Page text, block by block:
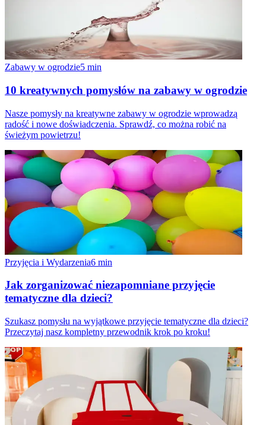
Zabawy w ogrodzie5 min
10 kreatywnych pomysłów na zabawy w ogrodzie
Nasze pomysły na kreatywne zabawy w ogrodzie wprowadzą
radość i nowe doświadczenia. Sprawdź, co można robić na
świeżym powietrzu!
Przyjęcia i Wydarzenia6 min
Jak zorganizować niezapomniane przyjęcie
tematyczne dla dzieci?
Szukasz pomysłu na wyjątkowe przyjęcie tematyczne dla dzieci?
Przeczytaj nasz kompletny przewodnik krok po kroku!